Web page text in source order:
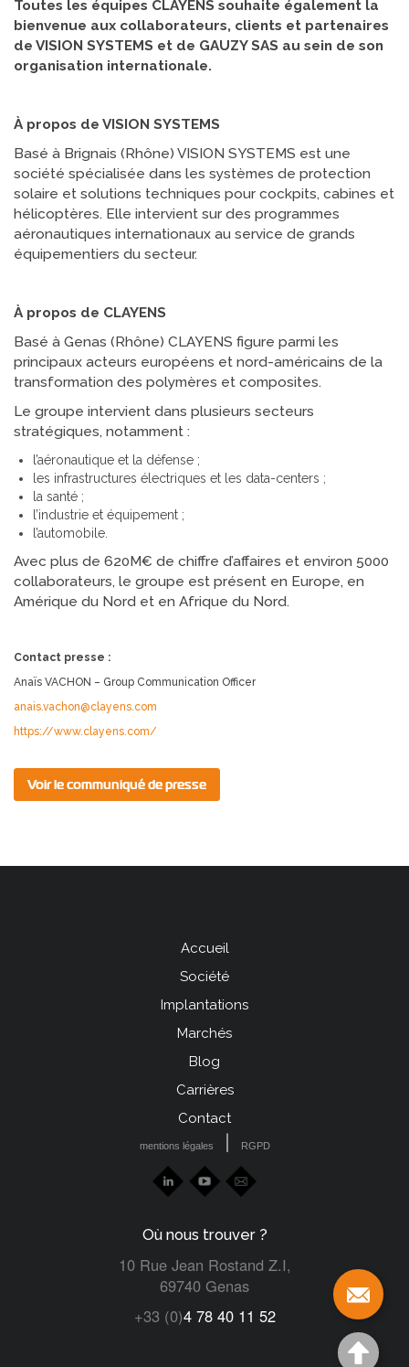
Toutes les équipes CLAYENS souhaite également la
bienvenue aux collaborateurs, clients et partenaires
de VISION SYSTEMS et de GAUZY SAS au sein de son
organisation internationale.
À propos de VISION SYSTEMS
Basé à Brignais (Rhône) VISION SYSTEMS est une
société spécialisée dans les systèmes de protection
solaire et solutions techniques pour cockpits, cabines et
hélicoptères. Elle intervient sur des programmes
aéronautiques internationaux au service de grands
équipementiers du secteur.
À propos de CLAYENS
Basé à Genas (Rhône) CLAYENS figure parmi les
principaux acteurs européens et nord-américains de la
transformation des polymères et composites.
Le groupe intervient dans plusieurs secteurs
stratégiques, notamment :
l’aéronautique et la défense ;
les infrastructures électriques et les data-centers ;
la santé ;
l’industrie et équipement ;
l’automobile.
Avec plus de 620M€ de chiffre d’affaires et environ 5000
collaborateurs, le groupe est présent en Europe, en
Amérique du Nord et en Afrique du Nord.
Contact presse :
Anaïs VACHON – Group Communication Officer
anais.vachon@clayens.com
https://www.clayens.com/
Voir le communiqué de presse
Accueil
Société
Implantations
Marchés
Blog
Carrières
Contact
mentions légales | RGPD
Où nous trouver ?
10 Rue Jean Rostand Z.I,
69740 Genas
+33 (0)4 78 40 11 52